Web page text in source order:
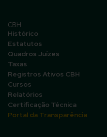
CBH
Histórico
Estatutos
Quadros Juízes
Taxas
Registros Ativos CBH
Cursos
Relatórios
Certificação Técnica
Portal da Transparência